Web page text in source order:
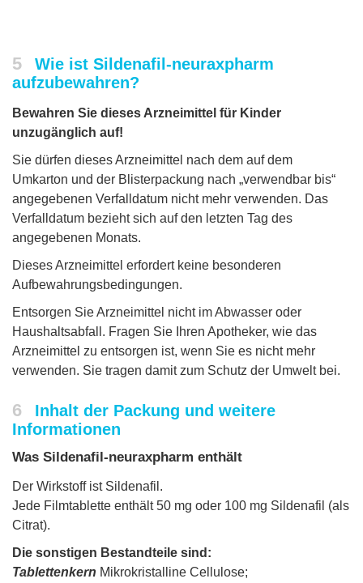
5
Wie ist Sildenafil-neuraxpharm
aufzubewahren?
Bewahren Sie dieses Arzneimittel für Kinder
unzugänglich auf!
Sie dürfen dieses Arzneimittel nach dem auf dem
Umkarton und der Blisterpackung nach „verwendbar bis“
angegebenen Verfalldatum nicht mehr verwenden. Das
Verfalldatum bezieht sich auf den letzten Tag des
angegebenen Monats.
Dieses Arzneimittel erfordert keine besonderen
Aufbewahrungsbedingungen.
Entsorgen Sie Arzneimittel nicht im Abwasser oder
Haushaltsabfall. Fragen Sie Ihren Apotheker, wie das
Arzneimittel zu entsorgen ist, wenn Sie es nicht mehr
verwenden. Sie tragen damit zum Schutz der Umwelt bei.
6
Inhalt der Packung und weitere
Informationen
Was Sildenafil-neuraxpharm enthält
Der Wirkstoff ist Sildenafil.
Jede Filmtablette enthält 50 mg oder 100 mg Sildenafil (als
Citrat).
Die sonstigen Bestandteile sind:
Tablettenkern Mikrokristalline Cellulose;